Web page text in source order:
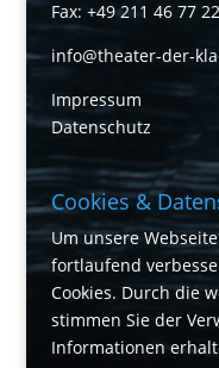
Fax: +49 211 46 77 22
info@theater-der-
Impressum
Datenschutz
Cookies &
Um unsere
fortlaufend
Cookies. Durch die
stimmen Sie der
Informationen